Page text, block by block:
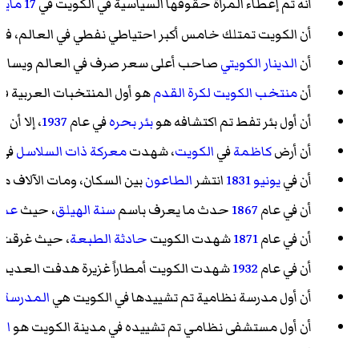
أنه تم إعطاء المرأة حقوقها السياسية في الكويت في17 مايو
أن الكويت تمتلك خامس أكبر احتياطي نفطي في العالم، فيتواجد في
أنالدينار الكويتيصاحب أعلى سعر صرف في العالم ويساوي
أنمنتخب الكويت لكرة القدمهو أول المنتخبات العربية
أن أول بئر تفط تم اكتشافه هوبئر بحرهفي عام1937، إلا
أن أرضكاظمةفيالكويت، شهدتمعركة ذات السلاسل
أن فييونيو1831انتشرالطاعونبين السكان، ومات
أن في عام1867حدث ما يعرف باسمسنة الهيلق، حيث
أن في عام1871شهدت الكويتحادثة الطبعة، حيث
أن في عام1932شهدت الكويت أمطاراً غزيرة هدفت
أن أول مدرسة نظامية تم تشييدها في الكويت هيالمدرسة
أن أول مستشفى نظامي تم تشييده في مدينة الكويت هو